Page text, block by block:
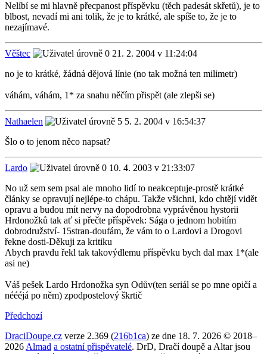
Nelíbí se mi hlavně přecpanost příspěvku (těch padesát skřetů), je to
blbost, nevadí mi ani tolik, že je to krátké, ale spíše to, že je to
nezajímavé.
Věštec
21. 2. 2004 v 11:24:04
no je to krátké, žádná dějová línie (no tak možná ten milimetr)
váhám, váhám, 1* za snahu něčím přispět (ale zlepši se)
Nathaelen
5. 2. 2004 v 16:54:37
Šlo o to jenom něco napsat?
Lardo
10. 4. 2003 v 21:33:07
No už sem sem psal ale mnoho lidí to neakceptuje-prostě krátké
články se opravují nejlépe-to chápu. Takže všichni, kdo chtějí vidět
opravu a budou mít nervy na dopodrobna vyprávěnou hystorii
Hrdonožků tak ať si přečte příspěvek: Sága o jednom hobitím
dobrodružství- 15stran-doufám, že vám to o Lardovi a Drogovi
řekne dosti-Děkuji za kritiku
Abych pravdu řekl tak takovýdlemu příspěvku bych dal max 1*(ale
asi ne)
Váš pešek Lardo Hrdonožka syn Odův(ten seriál se po mne opičí a
néééjá po něm) zpodpostelový škrtič
Předchozí
DraciDoupe.cz verze 2.369 (216b1ca) ze dne 18. 7. 2026 © 2018–
2026 Almad a ostatní přispěvatelé. DrD, Dračí doupě a Altar jsou